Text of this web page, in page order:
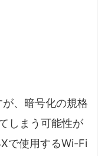
、暗号化の規格
しまう可能性が
で使用するWi-Fi